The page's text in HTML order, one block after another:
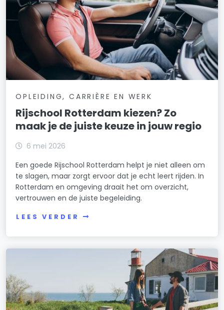
OPLEIDING, CARRIÈRE EN WERK
Rijschool Rotterdam kiezen? Zo
maak je de juiste keuze in jouw regio
6 mei 2026
Een goede Rijschool Rotterdam helpt je niet alleen om
te slagen, maar zorgt ervoor dat je echt leert rijden. In
Rotterdam en omgeving draait het om overzicht,
vertrouwen en de juiste begeleiding.
LEES VERDER